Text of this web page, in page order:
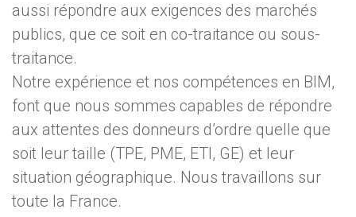
aussi répondre aux exigences des marchés
publics, que ce soit en co-traitance ou sous-
traitance.
Notre expérience et nos compétences en BIM,
font que nous sommes capables de répondre
aux attentes des donneurs d’ordre quelle que
soit leur taille (TPE, PME, ETI, GE) et leur
situation géographique. Nous travaillons sur
toute la France.